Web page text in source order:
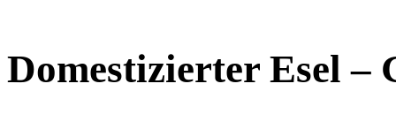
Domestizierter Esel –